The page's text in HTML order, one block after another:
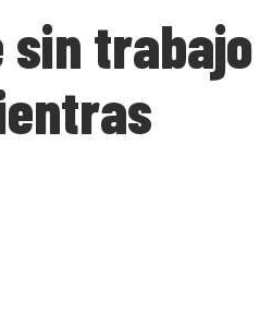
sin trabajo